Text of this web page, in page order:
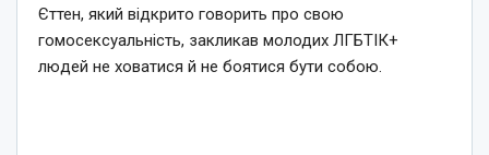
Єттен, який відкрито говорить про свою
гомосексуальність, закликав молодих ЛГБТІК+
людей не ховатися й не боятися бути собою.